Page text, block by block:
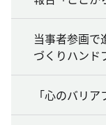
当事者参画
づくりハンド
「心のバリ